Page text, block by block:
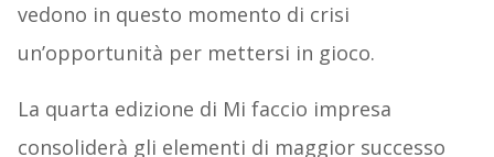
vedono in questo momento di crisi
un’opportunità per mettersi in gioco.
La quarta edizione di Mi faccio impresa
consoliderà gli elementi di maggior successo